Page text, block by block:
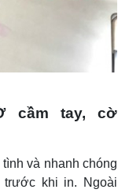
cầm tay, cờ
và nhanh chóng
trước khi in. Ngoài